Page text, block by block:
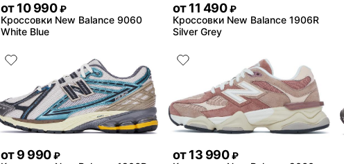
от10 990 ₽
Кроссовки New Balance 9060
White Blue
от11 490 ₽
Кроссовки New Balance 1906R
Silver Grey
от9 990 ₽ от13 990 ₽